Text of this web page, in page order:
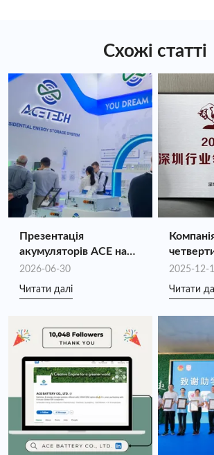
Схожі статті
Презентація
акумуляторів ACE на
виставці Intersolar
Забезпечення цінності
зберігання енергії
завдяки синергії
повного ланцюга
2026-06-30
Читати далі
входить
галузі
2025-12-
Читати